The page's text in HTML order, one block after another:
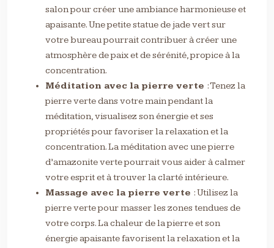
salon pour créer une ambiance harmonieuse et
apaisante. Une petite statue de jade vert sur
votre bureau pourrait contribuer à créer une
atmosphère de paix et de sérénité, propice à la
concentration.
Méditation avec la pierre verte : Tenez la
pierre verte dans votre main pendant la
méditation, visualisez son énergie et ses
propriétés pour favoriser la relaxation et la
concentration. La méditation avec une pierre
d’amazonite verte pourrait vous aider à calmer
votre esprit et à trouver la clarté intérieure.
Massage avec la pierre verte : Utilisez la
pierre verte pour masser les zones tendues de
votre corps. La chaleur de la pierre et son
énergie apaisante favorisent la relaxation et la